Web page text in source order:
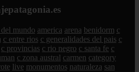
mundo america arena benidorm c
c entre rios c generalidades del pais c
c provincias c rio negro c santa fe c
c zona austral carmen category
live monumentos naturaleza san